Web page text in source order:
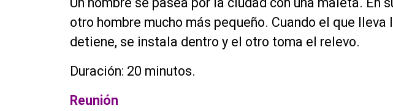
otro hombre mucho más pequeño. Cuando el que lleva
detiene, se instala dentro y el otro toma el relevo.
Duración: 20 minutos.
Reunión